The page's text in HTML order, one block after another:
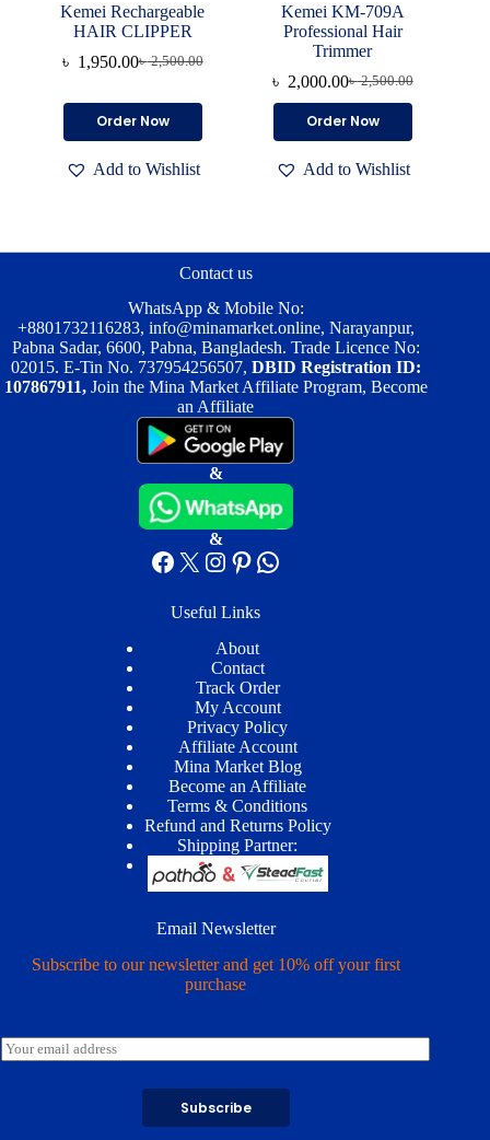
Kemei Rechargeable
HAIR CLIPPER
৳2,500.00
Original
was:
৳ 2,500.00.
৳ 1,950.00Current
is:
৳ 1,950.00.
Order Now
Add to Wishlist
Kemei KM-709A
Professional Hair
Trimmer
৳2,500.00
Original
price
was:
৳ 2,000.00Current
price
is:
Order Now
Add to Wishlist
Contact us
WhatsApp & Mobile No:
+8801732116283, info@minamarket.online, Narayanpur,
Pabna Sadar, 6600, Pabna, Bangladesh. Trade Licence No:
02015. E-Tin No. 737954256507, DBID Registration ID:
107867911, Join the Mina Market Affiliate Program, Become
an Affiliate
&
&
Facebook
X Instagram
Pinterest
WhatsApp
Useful Links
About
Contact
Track Order
My Account
Privacy Policy
Affiliate Account
Mina Market Blog
Become an Affiliate
Terms & Conditions
Refund and Returns Policy
Shipping Partner:
Email Newsletter
Subscribe to our newsletter and get 10% off your first
purchase
E
m
Subscribe